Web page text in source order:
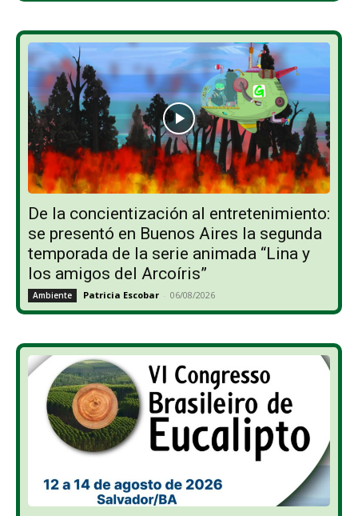
De la concientización al entretenimiento:
se presentó en Buenos Aires la segunda
temporada de la serie animada “Lina y
los amigos del Arcoíris”
Ambiente Patricia Escobar - 06/08/2026